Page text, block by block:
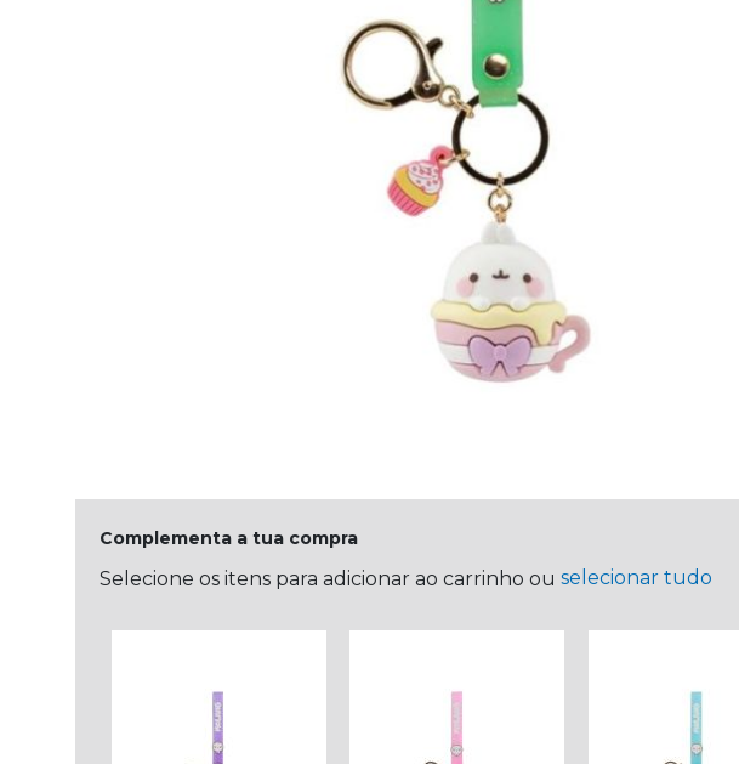
Complementa a tua compra
Selecione os itens para adicionar ao carrinho ou selecionar tudo